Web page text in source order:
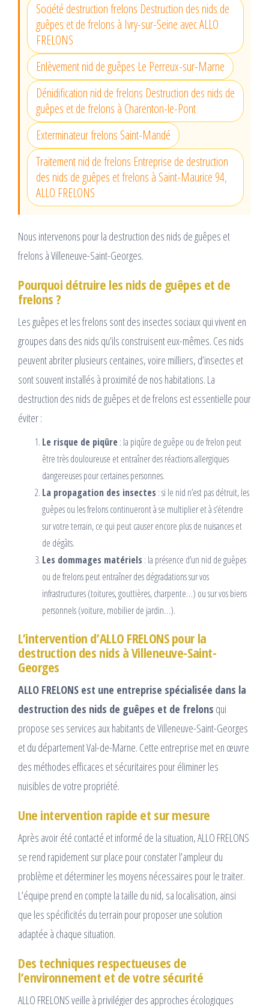
Société destruction frelons Destruction des nids de
guêpes et de frelons à Ivry-sur-Seine avec ALLO
FRELONS
Enlèvement nid de guêpes Le Perreux-sur-Marne
Dénidification nid de frelons Destruction des nids de
guêpes et de frelons à Charenton-le-Pont
Exterminateur frelons Saint-Mandé
Traitement nid de frelons Entreprise de destruction
des nids de guêpes et frelons à Saint-Maurice 94,
ALLO FRELONS
Nous intervenons pour la destruction des nids de guêpes et
frelons à Villeneuve-Saint-Georges.
Pourquoi détruire les nids de guêpes et de
frelons ?
Les guêpes et les frelons sont des insectes sociaux qui vivent en
groupes dans des nids qu’ils construisent eux-mêmes. Ces nids
peuvent abriter plusieurs centaines, voire milliers, d’insectes et
sont souvent installés à proximité de nos habitations. La
destruction des nids de guêpes et de frelons est essentielle pour
éviter :
Le risque de piqûre : la piqûre de guêpe ou de frelon peut
être très douloureuse et entraîner des réactions allergiques
dangereuses pour certaines personnes.
La propagation des insectes : si le nid n’est pas détruit, les
guêpes ou les frelons continueront à se multiplier et à s’étendre
sur votre terrain, ce qui peut causer encore plus de nuisances et
de dégâts.
Les dommages matériels : la présence d’un nid de guêpes
ou de frelons peut entraîner des dégradations sur vos
infrastructures (toitures, gouttières, charpente…) ou sur vos biens
personnels (voiture, mobilier de jardin…).
L’intervention d’ALLO FRELONS pour la
destruction des nids à Villeneuve-Saint-
Georges
ALLO FRELONS est une entreprise spécialisée dans la
destruction des nids de guêpes et de frelons qui
propose ses services aux habitants de Villeneuve-Saint-Georges
et du département Val-de-Marne. Cette entreprise met en œuvre
des méthodes efficaces et sécuritaires pour éliminer les
nuisibles de votre propriété.
Une intervention rapide et sur mesure
Après avoir été contacté et informé de la situation, ALLO FRELONS
se rend rapidement sur place pour constater l’ampleur du
problème et déterminer les moyens nécessaires pour le traiter.
L’équipe prend en compte la taille du nid, sa localisation, ainsi
que les spécificités du terrain pour proposer une solution
adaptée à chaque situation.
Des techniques respectueuses de
l’environnement et de votre sécurité
ALLO FRELONS veille à privilégier des approches écologiques